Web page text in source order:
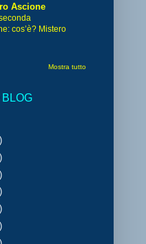
Ascione
cos’è? Mistero
Mostra tutto